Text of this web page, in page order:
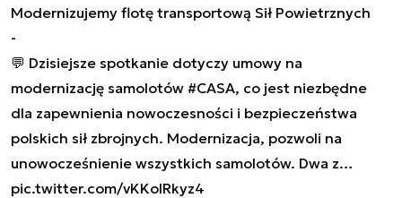
Modernizujemy flotę transportową Sił Powietrznych
-
💬 Dzisiejsze spotkanie dotyczy umowy na
modernizację samolotów #CASA, co jest niezbędne
dla zapewnienia nowoczesności i bezpieczeństwa
polskich sił zbrojnych. Modernizacja, pozwoli na
unowocześnienie wszystkich samolotów. Dwa z…
pic.twitter.com/vKKolRkyz4